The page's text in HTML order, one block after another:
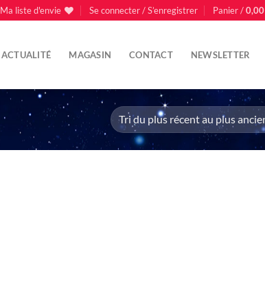
Ma liste d'envie Se connecter / S’enregistrer Panier /0,00
ACTUALITÉ MAGASIN CONTACT NEWSLETTER